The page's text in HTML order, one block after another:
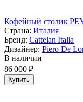
Кофейный столик
Страна: Италия
Бренд: Cattelan Italia
Дизайнер: Piero De
В наличии
86 000 ₽
Купить